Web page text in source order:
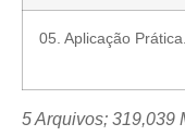
05. Aplicação
5 Arquivos; 319,039